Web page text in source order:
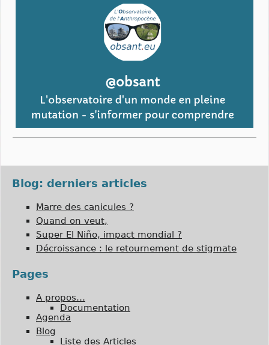
Blog: derniers articles
Marre des canicules ?
Quand on veut,
Super El Niño, impact mondial ?
Décroissance : le retournement de stigmate
Pages
A propos…
Documentation
Agenda
Blog
Liste des Articles